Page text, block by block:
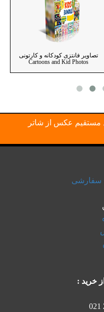
تصاویری بی نظیر از انسان ها و
زندگی _ Life Style and People
مستقیم عکس از شاتر
سفارشی
خرید :
021